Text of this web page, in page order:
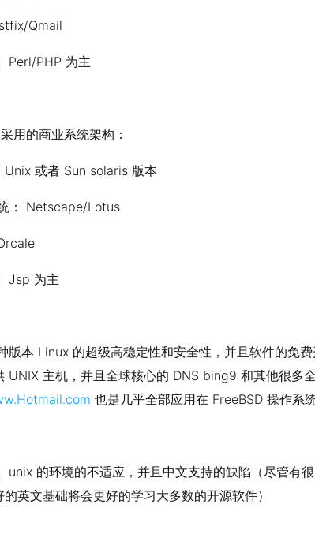
Qmail
Perl/PHP 为主
用的商业系统架构：
Unix 或者 Sun solaris 版本
： Netscape/Lotus
Jsp 为主
版本 Linux 的超级高稳定性和安全性，并且软件的免
UNIX 主机，并且全球核心的 DNS bing9 和其他很多
也是几乎全部应用在 FreeBSD 操作系统
unix 的环境的不适应，并且中文支持的缺陷（尽管有
英文基础将会更好的学习大多数的开源软件）